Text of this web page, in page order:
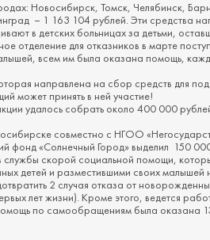
Новосибирск, Томск, Челябинск,
– 1 163 104 рублей. Эти средства
в детских больницах за детьми,
отделение для отказников в марте
всем им была оказана помощь,
направлена на сбор средств для
может принять в ней участие!
удалось собрать около 400 000
совместно с НГОО
фонд «Солнечный Город» выделил 150
службы скорой социальной помощи,
детей и разместившими своих малышей
2 случая отказа от
лет жизни). Кроме этого, ведется
по самообращениям была оказана